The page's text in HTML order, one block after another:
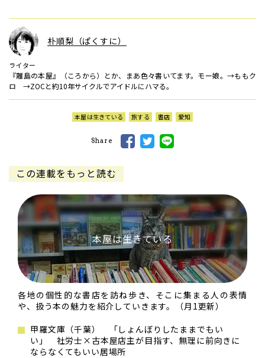
朴順梨（ぱくすに）
ライター
『離島の本屋』（ころから）とか、まあ色々書いてます。モー娘。→ももク
ロ →ZOCと約10年サイクルでアイドルにハマる。
本屋は生きている 旅する 書店 愛知
Share
この連載をもっと読む
本屋は生きている
各地の個性的な書店を訪ね歩き、そこに集まる人の表情
や、扱う本の魅力を紹介していきます。（月1更新）
甲羅文庫（千葉） 「しょんぼりしたままでもい
い」 社労士×古本屋店主が目指す、無理に前向きに
ならなくてもいい居場所